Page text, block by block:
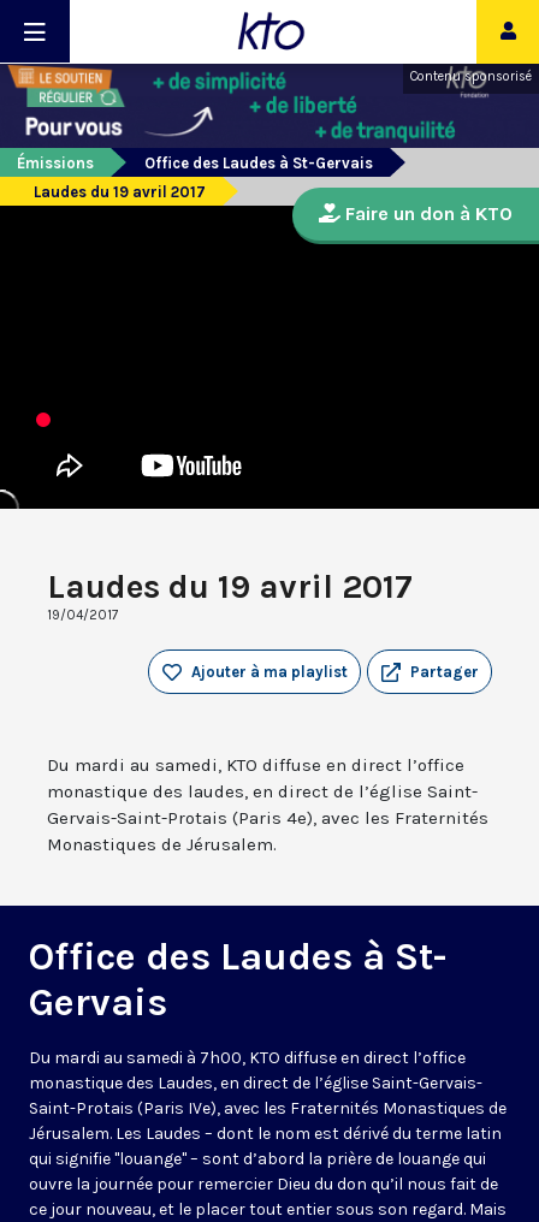
Contenu sponsorisé
Émissions
Office des Laudes à St-Gervais
Laudes du 19 avril 2017
Laudes du 19 avril 2017
19/04/2017
Partager
Ajouter à ma playlist
Du mardi au samedi, KTO diffuse en direct l’office
monastique des laudes, en direct de l’église Saint-
Gervais-Saint-Protais (Paris 4e), avec les Fraternités
Monastiques de Jérusalem.
Office des Laudes à St-
Gervais
Du mardi au samedi à 7h00, KTO diffuse en direct l’office
monastique des Laudes, en direct de l’église Saint-Gervais-
Saint-Protais (Paris IVe), avec les Fraternités Monastiques de
Jérusalem. Les Laudes – dont le nom est dérivé du terme latin
qui signifie "louange" – sont d’abord la prière de louange qui
ouvre la journée pour remercier Dieu du don qu’il nous fait de
ce jour nouveau, et le placer tout entier sous son regard. Mais
Faire un don à KTO